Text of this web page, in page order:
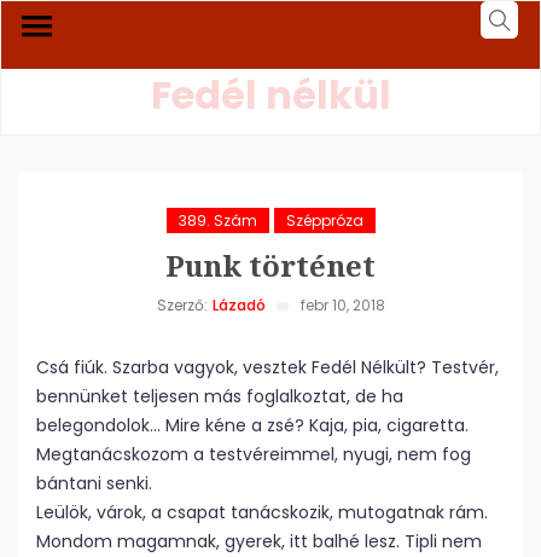
Fedél nélkül
389. Szám Széppróza
Punk történet
Szerző: Lázadó febr 10, 2018
Csá fiúk. Szarba vagyok, vesztek Fedél Nélkült? Testvér,
bennünket teljesen más foglalkoztat, de ha
belegondolok… Mire kéne a zsé? Kaja, pia, cigaretta.
Megtanácskozom a testvéreimmel, nyugi, nem fog
bántani senki.
Leülök, várok, a csapat tanácskozik, mutogatnak rám.
Mondom magamnak, gyerek, itt balhé lesz. Tipli nem